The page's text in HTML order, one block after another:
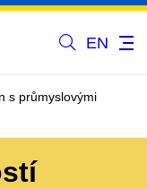
EN
s průmyslovými